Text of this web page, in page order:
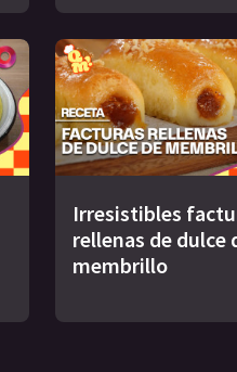
Irresistibles
rellenas de dulce
membrillo